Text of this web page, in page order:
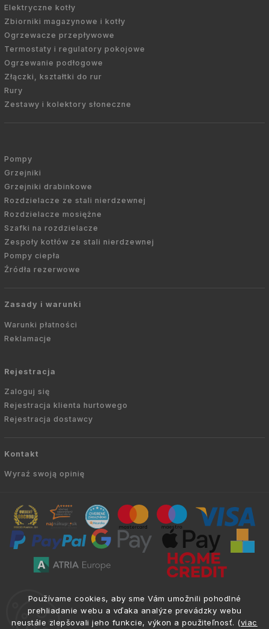
Používame cookies, aby sme Vám umožnili pohodlné
prehliadanie webu a vďaka analýze prevádzky webu
neustále zlepšovali jeho funkcie, výkon a použiteľnosť. (viac
Elektryczne kotły
Zbiorniki magazynowe i kotły
Ogrzewacze przepływowe
Termostaty i regulatory pokojowe
Ogrzewanie podłogowe
Złączki, kształtki do rur
Rury
Zestawy i kolektory słoneczne
Pompy
Grzejniki
Grzejniki drabinkowe
Rozdzielacze ze stali nierdzewnej
Rozdzielacze mosiężne
Szafki na rozdzielacze
Zespoły kotłów ze stali nierdzewnej
Pompy ciepła
Źródła rezerwowe
Zasady i warunki
Warunki płatności
Reklamacje
Rejestracja
Zaloguj się
Rejestracja klienta hurtowego
Rejestracja dostawcy
Kontakt
Wyraź swoją opinię
prawa zastrzeżone.